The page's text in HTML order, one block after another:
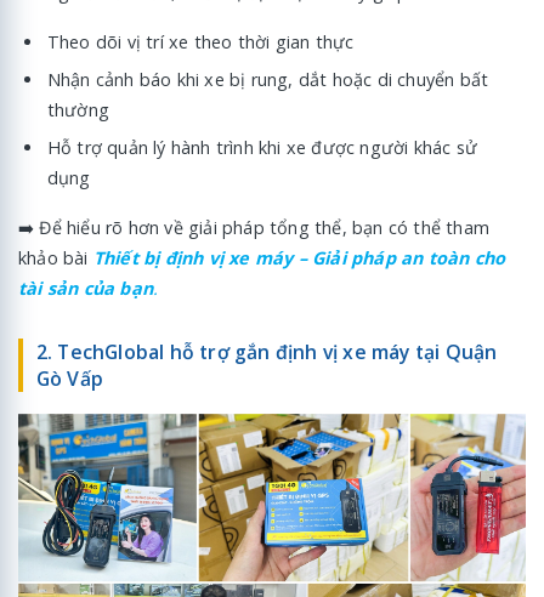
Theo dõi vị trí xe theo thời gian thực
Nhận cảnh báo khi xe bị rung, dắt hoặc di chuyển bất
thường
Hỗ trợ quản lý hành trình khi xe được người khác sử
dụng
➡️ Để hiểu rõ hơn về giải pháp tổng thể, bạn có thể tham
khảo bài Thiết bị định vị xe máy – Giải pháp an toàn cho
tài sản của bạn.
2. TechGlobal hỗ trợ gắn định vị xe máy tại Quận
Gò Vấp